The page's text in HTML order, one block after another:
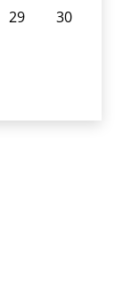
29
30